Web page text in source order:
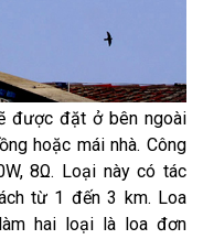
được đặt ở bên ngoài
hoặc mái nhà. Công
8Ω. Loại này có tác
từ 1 đến 3 km. Loa
hai loại là loa đơn